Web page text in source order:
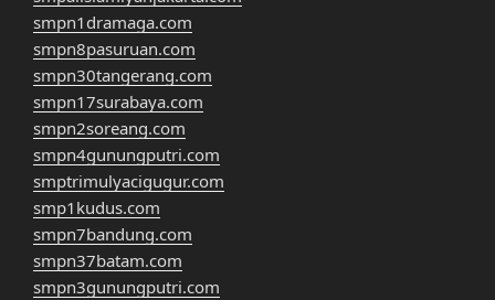
smpn1dramaga.com
smpn8pasuruan.com
smpn30tangerang.com
smpn17surabaya.com
smpn2soreang.com
smpn4gunungputri.com
smptrimulyacigugur.com
smp1kudus.com
smpn7bandung.com
smpn37batam.com
smpn3gunungputri.com